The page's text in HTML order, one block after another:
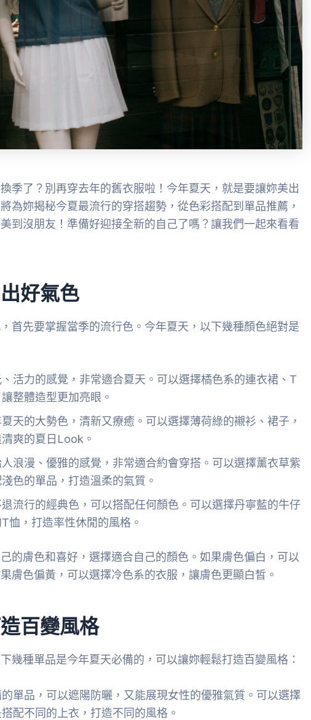
季了？別再穿去年的舊衣服啦！今年夏天，就是要讓妳美出
為妳揭秘今夏最流行的穿搭趨勢，從色彩搭配到單品推薦，
到沒朋友！準備好迎接全新的自己了嗎？讓我們一起來看看
好氣色
首先要掌握當季的流行色。今年夏天，以下幾種顏色絕對是
活力的感覺，非常適合夏天。可以選擇橘色系的連衣裙、T
整體造型更加亮眼。
天的大勢色，清新又療癒。可以選擇薄荷綠的襯衫、裙子，
爽的夏日Look。
浪漫、優雅的感覺，非常適合約會穿搭。可以選擇薰衣草紫
色的單品，打造溫柔的氣質。
流行的經典色，可以搭配任何顏色。可以選擇丹寧藍的牛仔
恤，打造率性休閒的風格。
的膚色和喜好，選擇適合自己的顏色。如果膚色偏白，可以
膚色偏黃，可以選擇冷色系的衣服，讓膚色更顯白皙。
百變風格
幾種單品是今年夏天必備的，可以讓妳輕鬆打造百變風格：
單品，可以遮陽防曬，又能展現女性的優雅氣質。可以選擇
配不同的上衣，打造不同的風格。